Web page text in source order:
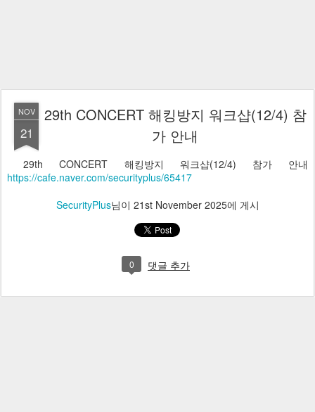
NOV
21
29th CONCERT 해킹방지 워크샵(12/4) 참
가 안내
29th CONCERT 해킹방지 워크샵(12/4) 참가 안내
https://cafe.naver.com/securityplus/65417
SecurityPlus님이 21st November 2025에 게시
0 댓글 추가